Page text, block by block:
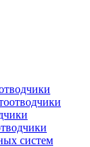
систем